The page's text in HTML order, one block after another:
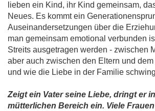
lieben ein Kind, ihr Kind gemeinsam,
Neues. Es kommt ein
Auseinandersetzungen über die
man gemeinsam emotional verbunden
Streits ausgetragen werden - zwischen
aber auch zwischen den Eltern und
und wie die Liebe in der Familie
Zeigt ein Vater seine Liebe, dringt er
mütterlichen Bereich ein. Viele